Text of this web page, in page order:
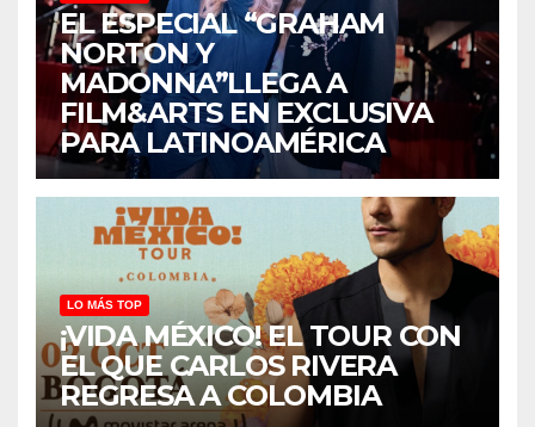
EL ESPECIAL “GRAHAM
NORTON Y
MADONNA”LLEGA A
FILM&ARTS EN EXCLUSIVA
PARA LATINOAMÉRICA
LO MÁS TOP
¡VIDA MÉXICO! EL TOUR CON
EL QUE CARLOS RIVERA
REGRESA A COLOMBIA